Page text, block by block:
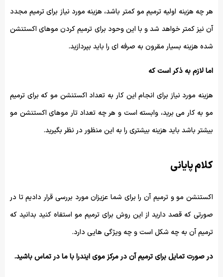
هر چه هزینه اولیه ترمیم مو کمتر باشد، هزینه مورد نیاز برای ترمیم مجدد
آن نیز کمتر خواهد شد و با این وحود برای ترمیم کردن موهای اکستنشن
شده هزینه بسیار مقرون به صرفه ای را باید بپردازید.
اما لازم به ذکر است که
هزینه مورد نیاز برای انجام این کار به تعداد اکستنشن مو که برای ترمیم
مو به کار می برید، وابسته است و هر چه تعداد تار موهای اکستنشن مو
بیشتر باشد باید هزینه بیشتری را به این منظور در نظر بگیرید.
کلام پایانی
اکستنشن مو و ترمیم آن را برای شما عزیزان مورد بررسی قرار دادیم تا در
صورتی که قصد دارید از این روش برای ترمیم مو استفاه کنید بدانید که
ترمیم آن به چه شکل است و چه ویژگی هایی دارد.
در صورت تمایل برای ترمیم آن در مرکز موی ایندرا با ما در تماس باشید.